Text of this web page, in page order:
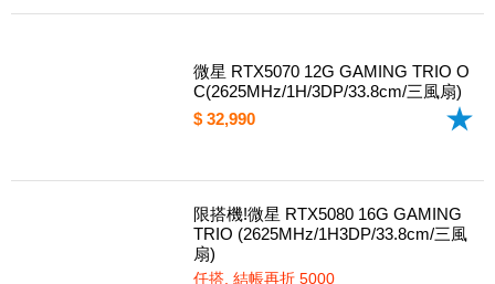
z/1H3DP/28.1cm/三風扇/註5年)
任搭, 結帳再折 2500
$ 17,490
微星 RTX5070 12G GAMING TRIO O
C(2625MHz/1H/3DP/33.8cm/三風扇)
$ 32,990